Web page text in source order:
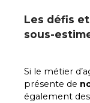
Les défis
sous-
Si le métier
présente de
également des